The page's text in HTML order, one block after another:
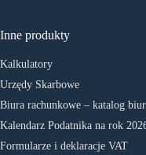
Inne produkty
Kalkulatory
Urzędy Skarbowe
Biura rachunkowe – katalog
Kalendarz Podatnika na rok
Formularze i deklaracje VAT